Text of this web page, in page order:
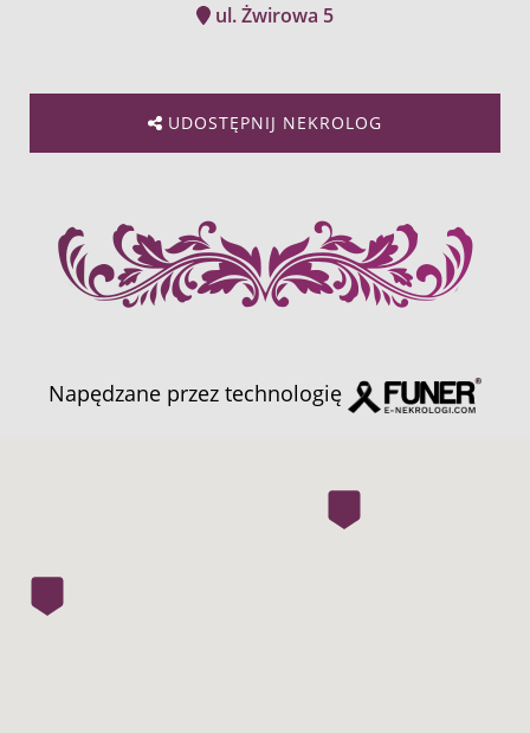
ul. Żwirowa 5
UDOSTĘPNIJ NEKROLOG
Napędzane przez technologię